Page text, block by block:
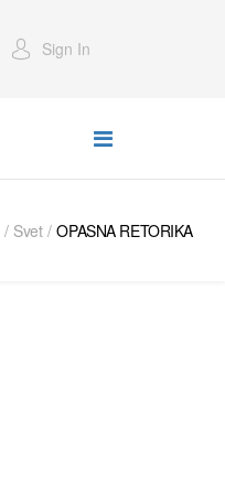
Sign In
Svet OPASNA RETORIKA